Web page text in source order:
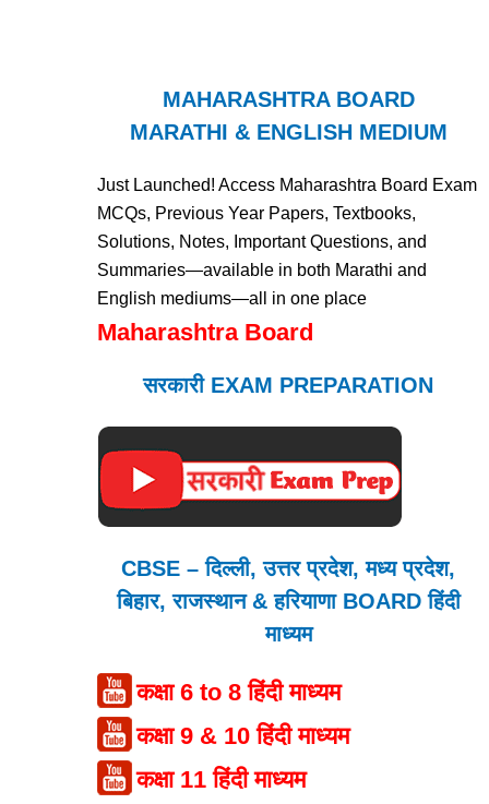
MAHARASHTRA BOARD
MARATHI & ENGLISH MEDIUM
Just Launched! Access Maharashtra Board Exam
MCQs, Previous Year Papers, Textbooks,
Solutions, Notes, Important Questions, and
Summaries—available in both Marathi and
English mediums—all in one place
Maharashtra Board
सरकारी EXAM PREPARATION
CBSE – दिल्ली, उत्तर प्रदेश, मध्य प्रदेश,
बिहार, राजस्थान & हरियाणा BOARD हिंदी
माध्यम
कक्षा 6 to 8 हिंदी माध्यम
कक्षा 9 & 10 हिंदी माध्यम
कक्षा 11 हिंदी माध्यम